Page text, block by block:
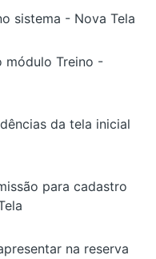
sistema - Nova Tela
módulo Treino -
da tela inicial
para cadastro
na reserva